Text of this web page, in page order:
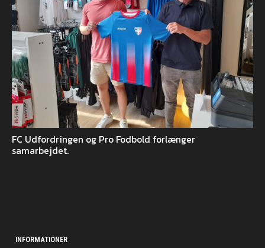
FC Udfordringen og Pro Fodbold forlænger
samarbejdet.
INFORMATIONER